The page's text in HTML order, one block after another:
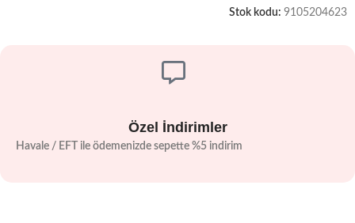
Stok kodu: 9105204623
Özel İndirimler
Havale / EFT ile ödemenizde sepette %5 indirim